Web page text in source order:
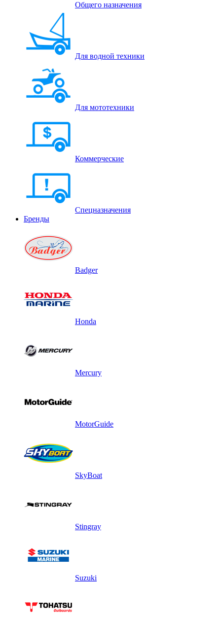
Общего назначения
Для водной техники
Для мототехники
Коммерческие
Спецназначения
Бренды
Badger
Honda
Mercury
MotorGuide
SkyBoat
Stingray
Suzuki